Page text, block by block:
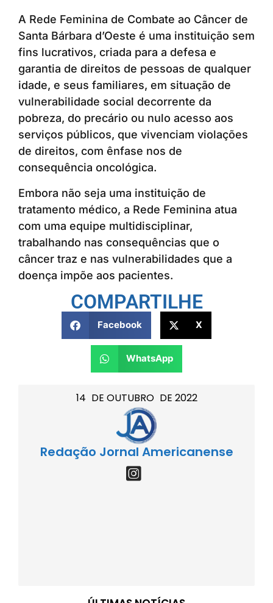
14 DE OUTUBRO DE 2022
Redação Jornal Americanense
A Rede Feminina de Combate ao Câncer de
Santa Bárbara d’Oeste é uma instituição sem
fins lucrativos, criada para a defesa e
garantia de direitos de pessoas de qualquer
idade, e seus familiares, em situação de
vulnerabilidade social decorrente da
pobreza, do precário ou nulo acesso aos
serviços públicos, que vivenciam violações
de direitos, com ênfase nos de
consequência oncológica.
Embora não seja uma instituição de
tratamento médico, a Rede Feminina atua
com uma equipe multidisciplinar,
trabalhando nas consequências que o
câncer traz e nas vulnerabilidades que a
doença impõe aos pacientes.
COMPARTILHE
Facebook X
WhatsApp